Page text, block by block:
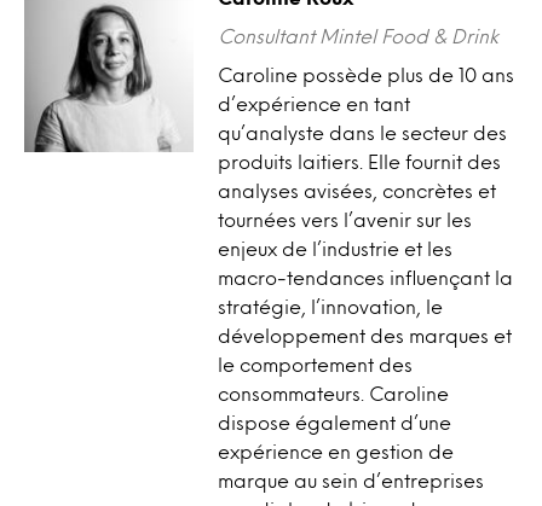
Consultant Mintel Food & Drink
Caroline possède plus de 10 ans
d’expérience en tant
qu’analyste dans le secteur des
produits laitiers. Elle fournit des
analyses avisées, concrètes et
tournées vers l’avenir sur les
enjeux de l’industrie et les
macro-tendances influençant la
stratégie, l’innovation, le
développement des marques et
le comportement des
consommateurs. Caroline
dispose également d’une
expérience en gestion de
marque au sein d’entreprises